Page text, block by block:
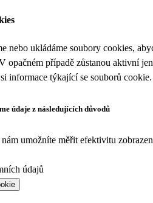
nebo ukládáme soubory cookies,
opačném případě zůstanou aktivní
informace týkající se souborů cookie.
údaje z následujících důvodů
umožníte měřit efektivitu
údajů